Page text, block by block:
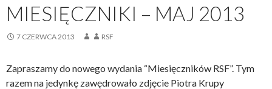
MIESIĘCZNIKI – MAJ 2013
7 CZERWCA 2013 RSF
Zapraszamy do nowego wydania “Miesięczników RSF”. Tym
razem na jedynkę zawędrowało zdjęcie Piotra Krupy